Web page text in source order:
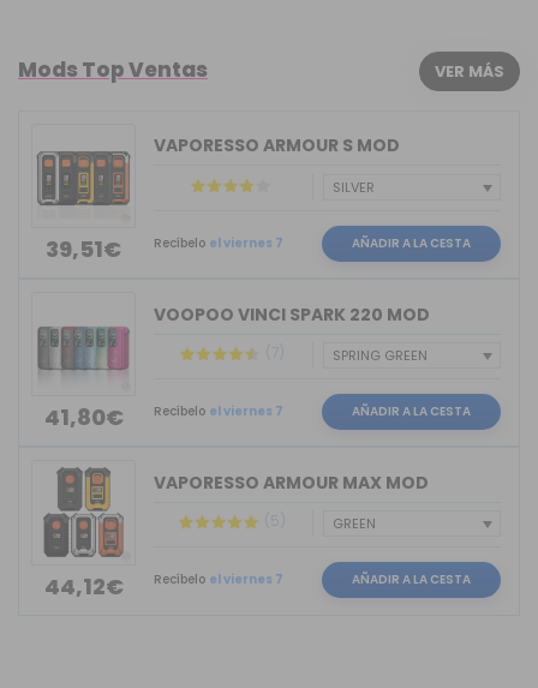
Mods Top Ventas VER MÁS
39,51€
VAPORESSO ARMOUR S MOD
Recíbelo el viernes 7 AÑADIR A LA CESTA
41,80€
VOOPOO VINCI SPARK 220 MOD
(7)
Recíbelo el viernes 7 AÑADIR A LA CESTA
44,12€
VAPORESSO ARMOUR MAX MOD
(5)
Recíbelo el viernes 7 AÑADIR A LA CESTA